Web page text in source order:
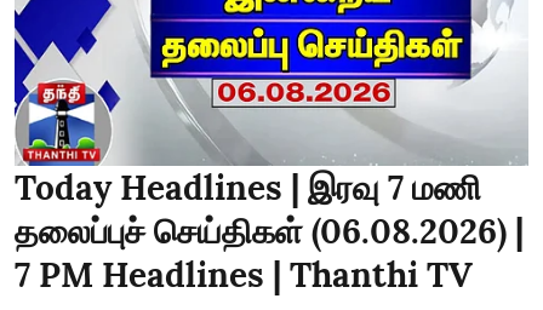
Today Headlines | இரவு 7 மணி
தலைப்புச் செய்திகள் (06.08.2026) |
7 PM Headlines | Thanthi TV